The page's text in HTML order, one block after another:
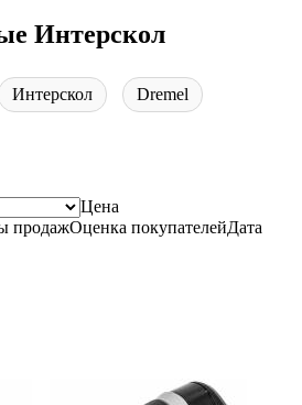
Интерскол
Интерскол
Dremel
Цена
продажОценка покупателейДата